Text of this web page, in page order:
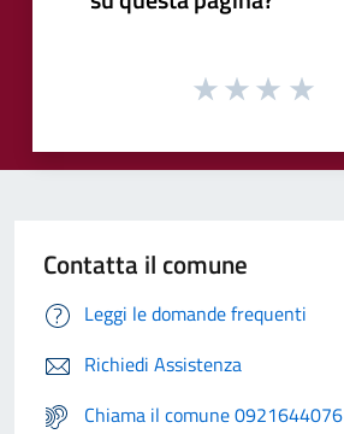
Contatta il comune
Leggi le domande frequenti
Richiedi Assistenza
Chiama il comune 0921644076